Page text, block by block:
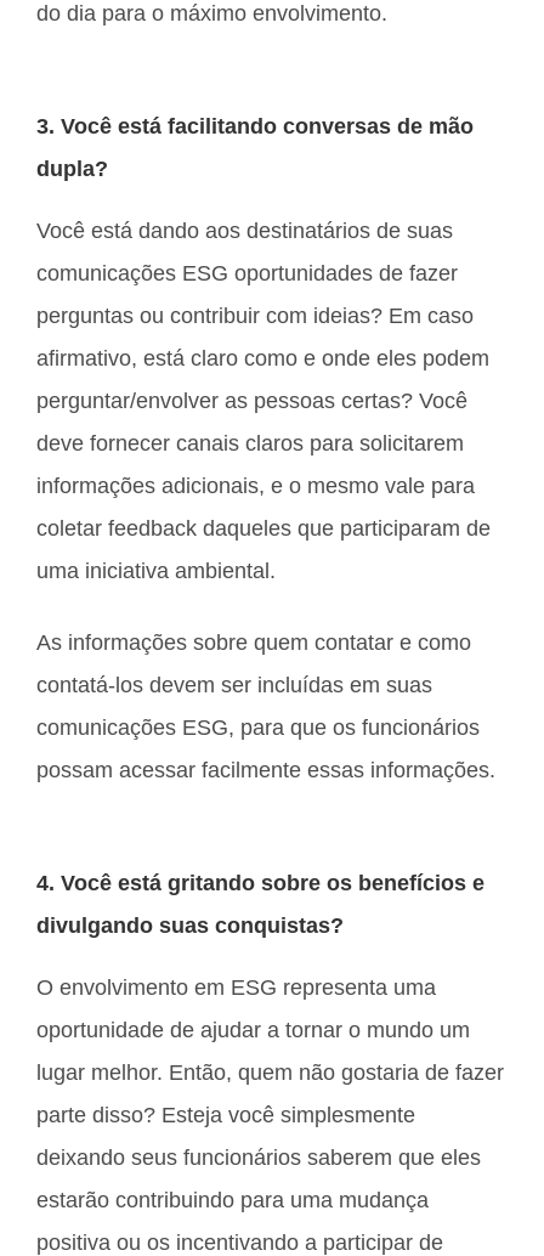
do dia para o máximo envolvimento.
3. Você está facilitando conversas de mão
dupla?
Você está dando aos destinatários de suas
comunicações ESG oportunidades de fazer
perguntas ou contribuir com ideias? Em caso
afirmativo, está claro como e onde eles podem
perguntar/envolver as pessoas certas? Você
deve fornecer canais claros para solicitarem
informações adicionais, e o mesmo vale para
coletar feedback daqueles que participaram de
uma iniciativa ambiental.
As informações sobre quem contatar e como
contatá-los devem ser incluídas em suas
comunicações ESG, para que os funcionários
possam acessar facilmente essas informações.
4. Você está gritando sobre os benefícios e
divulgando suas conquistas?
O envolvimento em ESG representa uma
oportunidade de ajudar a tornar o mundo um
lugar melhor. Então, quem não gostaria de fazer
parte disso? Esteja você simplesmente
deixando seus funcionários saberem que eles
estarão contribuindo para uma mudança
positiva ou os incentivando a participar de